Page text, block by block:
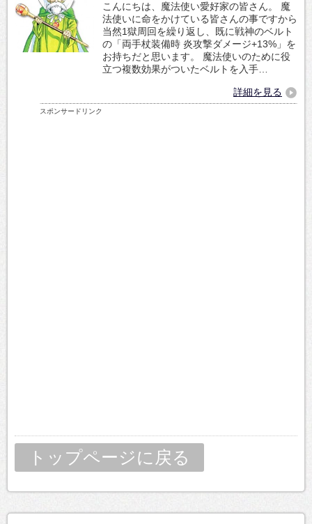
こんにちは、魔法使い愛好家の皆さん。 魔
法使いに命をかけている皆さんの事ですから
当然1獄周回を繰り返し、既に戦神のベルト
の「両手杖装備時 炎攻撃ダメージ+13%」を
お持ちだと思います。 魔法使いのために役
立つ複数効果がついたベルトを入手…
詳細を見る
スポンサードリンク
トップページに戻る